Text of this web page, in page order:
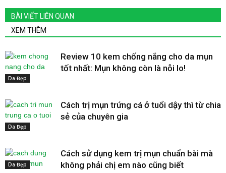
BÀI VIẾT LIÊN QUAN
XEM THÊM
Da Đẹp
Review 10 kem chống nắng cho da mụn
tốt nhất: Mụn không còn là nỗi lo!
Da Đẹp
Cách trị mụn trứng cá ở tuổi dậy thì từ chia
sẻ của chuyên gia
Da Đẹp
Cách sử dụng kem trị mụn chuẩn bài mà
không phải chị em nào cũng biết